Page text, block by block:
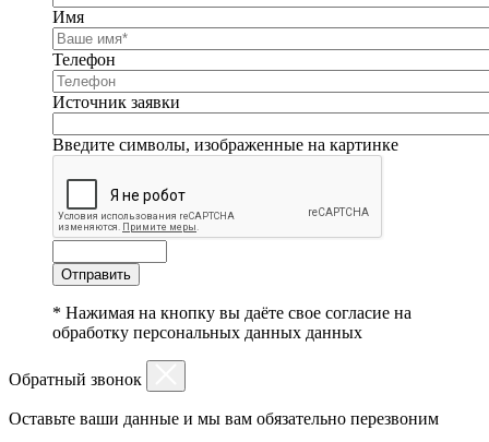
Имя
Телефон
Источник заявки
Введите символы, изображенные на картинке
Отправить
* Нажимая на кнопку вы даёте свое согласие на
обработку персональных данных данных
Обратный звонок
Оставьте ваши данные и мы вам обязательно перезвоним